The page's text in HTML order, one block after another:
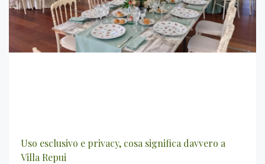
Uso esclusivo e privacy, cosa significa davvero a
Villa Repui